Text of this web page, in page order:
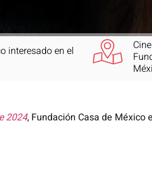
interesado en el
2024, Fundación Casa de México